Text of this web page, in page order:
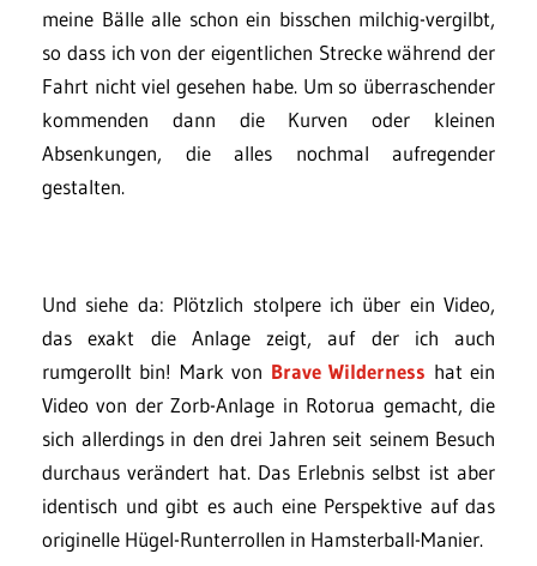
meine Bälle alle schon ein bisschen milchig-vergilbt,
so dass ich von der eigentlichen Strecke während der
Fahrt nicht viel gesehen habe. Um so überraschender
kommenden dann die Kurven oder kleinen
Absenkungen, die alles nochmal aufregender
gestalten.
Und siehe da: Plötzlich stolpere ich über ein Video,
das exakt die Anlage zeigt, auf der ich auch
rumgerollt bin! Mark von Brave Wilderness hat ein
Video von der Zorb-Anlage in Rotorua gemacht, die
sich allerdings in den drei Jahren seit seinem Besuch
durchaus verändert hat. Das Erlebnis selbst ist aber
identisch und gibt es auch eine Perspektive auf das
originelle Hügel-Runterrollen in Hamsterball-Manier.